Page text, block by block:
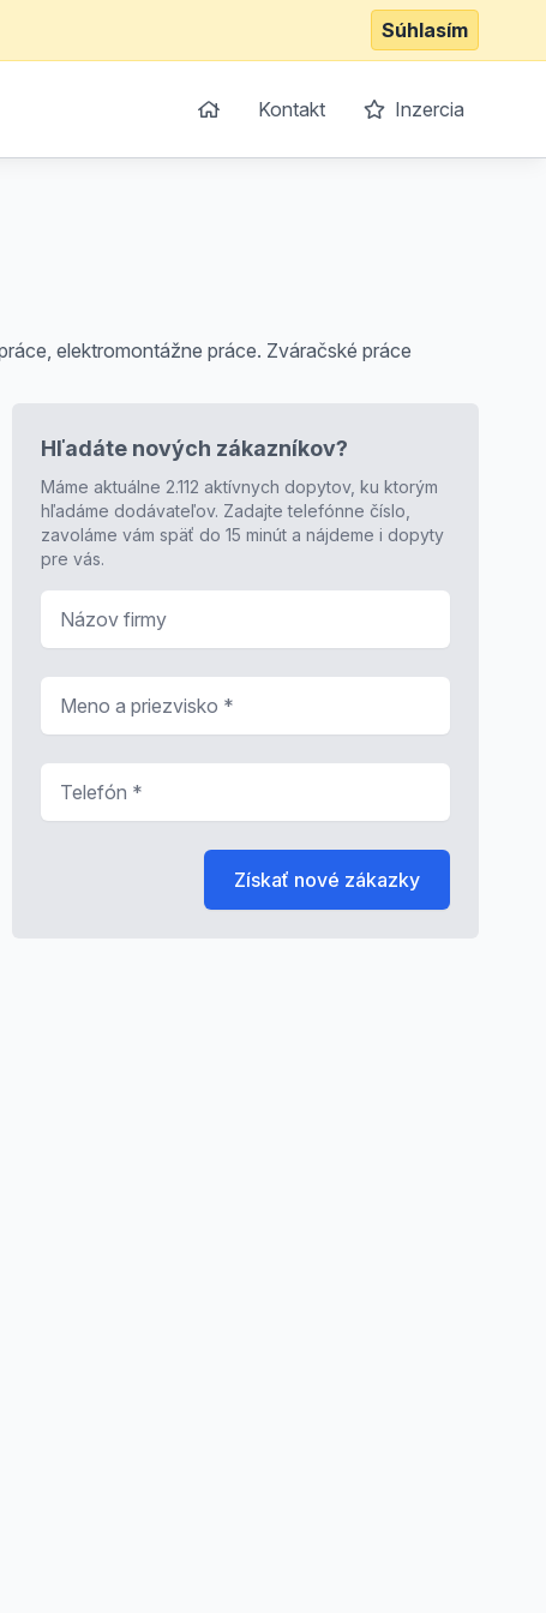
Súhlasím
Kontakt Inzercia
elektromontážne práce. Zváračské práce
Hľadáte nových zákazníkov?
Máme aktuálne 2.112 aktívnych dopytov, ku ktorým
hľadáme dodávateľov. Zadajte telefónne číslo,
zavoláme vám späť do 15 minút a nájdeme i dopyty
pre vás.
Získať nové zákazky